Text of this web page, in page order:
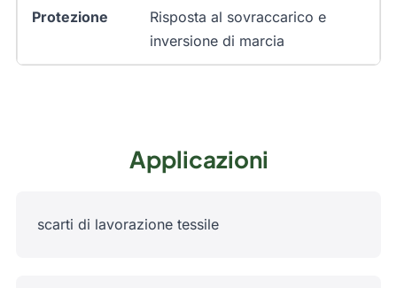
Protezione
Risposta al sovraccarico e
inversione di marcia
Applicazioni
scarti di lavorazione tessile